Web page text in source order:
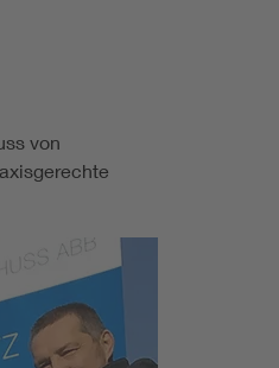
von